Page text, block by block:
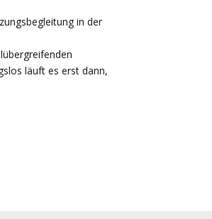
in der
läuft es erst dann,